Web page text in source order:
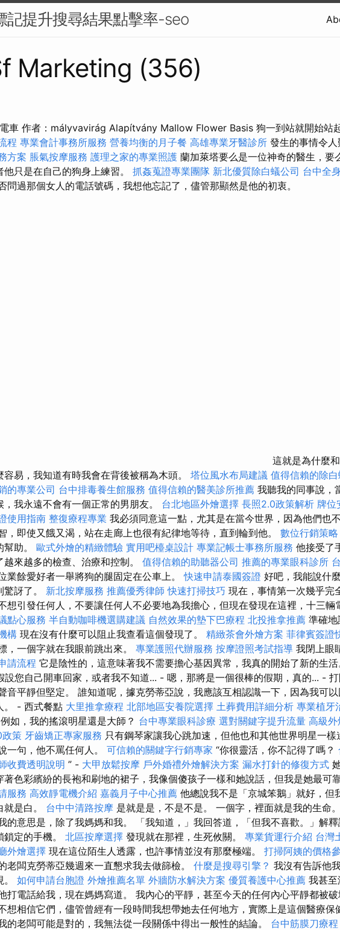
記提升搜尋結果點擊率-seo
Marketing (356)
車 作者：mályvavirág Alapítvány Mallow Flower Basis 狗一到站就開始站
程 專業會計事務所服務 營養均衡的月子餐 高雄專業牙醫診所 發生的事情令人
方案 脹氣按摩服務 護理之家的專業照護 蘭加萊塔要么是一位神奇的醫生，要
只是在自己的狗身上練習。 抓姦蒐證專業團隊 新北優質除白蟻公司 台中全
問過那個女人的電話號碼，我想他忘記了，儘管那顯然是他的初衷。
這就是為什麼
易，我知道有時我會在背後被稱為木頭。 塔位風水布局建議 值得信賴的除白
的專業公司 台中排毒養生館服務 值得信賴的醫美診所推薦 我聽我的同事說，
我永遠不會有一個正常的男朋友。 台北地區外燴選擇 長照2.0政策解析 牌位
使用指南 整復療程專業 我必須同意這一點，尤其是在當今世界，因為他們也
，即使又餓又渴，站在走廊上也很有紀律地等待，直到輪到他。 數位行銷策略
助。 歐式外燴的精緻體驗 實用吧檯桌設計 專業記帳士事務所服務 他接受了
來越多的檢查、治療和控制。 值得信賴的助聽器公司 推薦的專業眼科診所
業餘愛好者一舉將狗的腿固定在公車上。快速申請泰國簽證 好吧，我能說什麼
訝了。 新北按摩服務 推薦優秀律師 快速打掃技巧 現在，事情第一次幾乎完
想引發任何人，不要讓任何人不必要地為我擔心，但現在發現在這裡，十三輛
點心服務 半自動咖啡機選購建議 自然效果的墊下巴療程 北投推拿推薦 準確地
構 現在沒有什麼可以阻止我查看這個發現了。 精緻茶會外燴方案 菲律賓簽證
，一個字就在我眼前跳出來。 專業護照代辦服務 按摩證照考試指導 我閉上眼
請流程 它是陰性的，這意味著我不需要擔心基因異常，我真的開始了新的生活
設您自己開車回家，或者我不知道... - 嗯，那將是一個很棒的假期，真的... -
平靜但堅定。 誰知道呢，據克勞蒂亞說，我應該互相認識一下，因為我可以
。 - 西式餐點 大里推拿療程 北部地區安養院選擇 土葬費用詳細分析 專業植牙
如，我的搖滾明星還是大師？ 台中專業眼科診療 選對關鍵字提升流量 高級外
策 牙齒矯正專家服務 只有鋼琴家讓我心跳加速，但他也和其他世界明星一樣
一句，他不罵任何人。 可信賴的關鍵字行銷專家 “你很靈活，你不記得了嗎？
收費透明說明 ” - 大甲放鬆按摩 戶外婚禮外燴解決方案 漏水打針的修復方式
色彩繽紛的長袍和刷地的裙子，我像個傻孩子一樣和她說話，但我是她最可
服務 高效靜電機介紹 嘉義月子中心推薦 他總說我不是「京城笨鵝」就好，但
是白。 台中中清路按摩 是就是是，不是不是。 一個字，裡面就是我的生命
的意思是，除了我媽媽和我。 「我知道，」我回答道，「但我不喜歡。」解釋
定的手機。 北區按摩選擇 發現就在那裡，生死攸關。 專業貨運行介紹 台灣
外燴選擇 現在這位陌生人透露，也許事情並沒有那麼極端。 打掃阿姨的價格
老闆克勞蒂亞幾週來一直懇求我去做篩檢。 什麼是搜尋引擎？ 我沒有告訴他
如何申請台胞證 外燴推薦名單 外牆防水解決方案 優質養護中心推薦 我甚至
打電話給我，現在媽媽寫道。 我內心的平靜，甚至今天的任何內心平靜都被破
想相信它們，儘管曾經有一段時間我想帶她去任何地方，實際上是這個醫療保
的老闆可能是對的，我無法從一段關係中得出一般性的結論。 台中筋膜刀療